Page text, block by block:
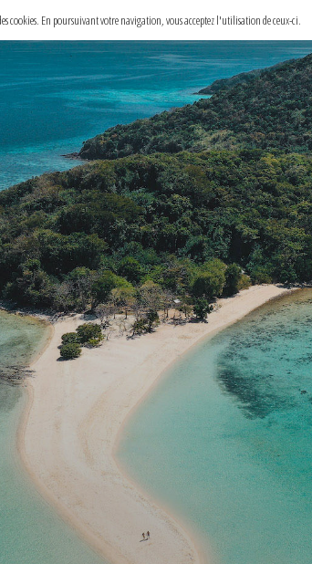
cookies. En poursuivant votre navigation, vous acceptez l'utilisation de ceux-ci.